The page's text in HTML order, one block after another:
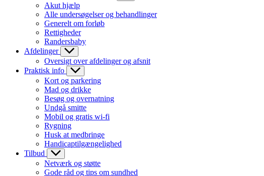
Akut hjælp
Alle undersøgelser og behandlinger
Generelt om forløb
Rettigheder
Randersbaby
Afdelinger
Oversigt over afdelinger og afsnit
Praktisk info
Kort og parkering
Mad og drikke
Besøg og overnatning
Undgå smitte
Mobil og gratis wi-fi
Rygning
Husk at medbringe
Handicaptilgængelighed
Tilbud
Netværk og støtte
Gode råd og tips om sundhed